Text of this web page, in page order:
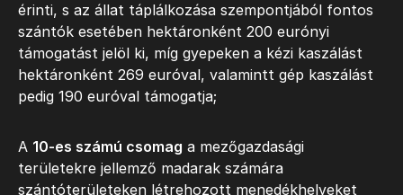
érinti, s az állat táplálkozása szempontjából fontos
szántók esetében hektáronként 200 eurónyi
támogatást jelöl ki, míg gyepeken a kézi kaszálást
hektáronként 269 euróval, valamintt gép kaszálást
pedig 190 euróval támogatja;
A 10-es számú csomag a mezőgazdasági
területekre jellemző madarak számára
szántóterületeken létrehozott menedékhelyeket